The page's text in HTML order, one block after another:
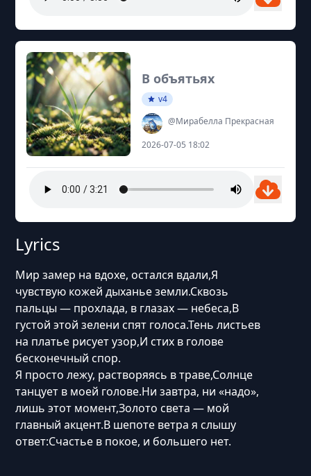
В объятьях
v4
@Мирабелла Прекрасная
2026-07-05 18:02
Lyrics
Мир замер на вдохе, остался вдали,Я
чувствую кожей дыханье земли.Сквозь
пальцы — прохлада, в глазах — небеса,В
густой этой зелени спят голоса.Тень листьев
на платье рисует узор,И стих в голове
бесконечный спор.
Я просто лежу, растворяясь в траве,Солнце
танцует в моей голове.Ни завтра, ни «надо»,
лишь этот момент,Золото света — мой
главный акцент.В шепоте ветра я слышу
ответ:Счастье в покое, и большего нет.